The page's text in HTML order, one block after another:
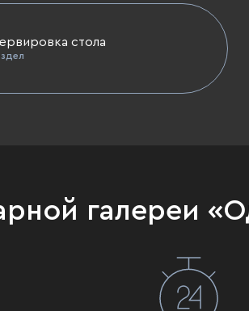
стола
галереи